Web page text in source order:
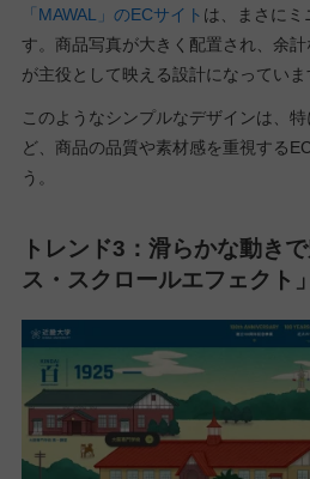
「MAWAL」のECサイト は、まさにミ
す。商品写真が大きく配置され、余
が主役として映える設計になっていま
このようなシンプルなデザインは、
ど、商品の品質や素材感を重視する
う。
トレンド3：滑らかな動き
ス・スクロールエフェクト」